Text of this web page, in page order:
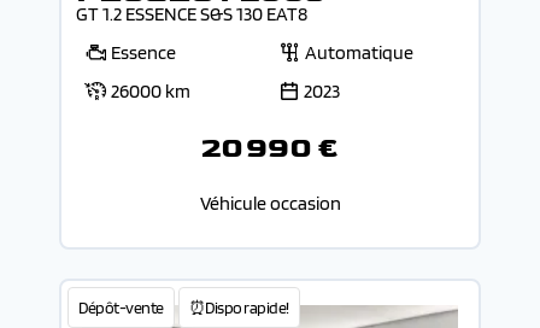
GT 1.2 ESSENCE S&S 130 EAT8
Essence
Automatique
26000 km
2023
20 990 €
Véhicule occasion
Dépôt-vente ⏰Dispo rapide!